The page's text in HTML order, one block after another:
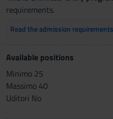
requirements.
Read the admission requirements
Available positions
Minimo 25
Massimo 40
Uditori No